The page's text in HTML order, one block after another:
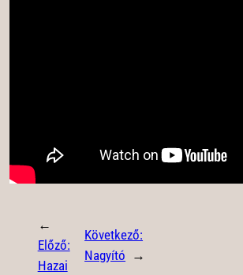
←
Előző:
Hazai
Következő:
Nagyító →